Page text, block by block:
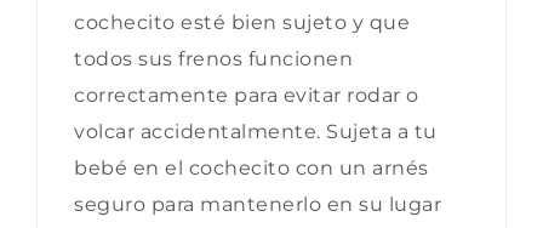
cochecito esté bien sujeto y que
todos sus frenos funcionen
correctamente para evitar rodar o
volcar accidentalmente. Sujeta a tu
bebé en el cochecito con un arnés
seguro para mantenerlo en su lugar